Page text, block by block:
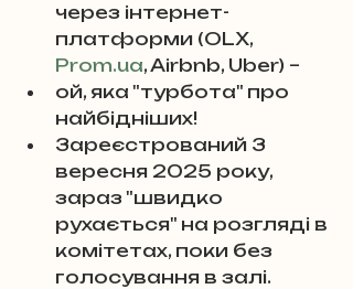
через інтернет-
платформи (OLX,
Prom.ua, Airbnb, Uber) –
ой, яка "турбота" про
найбідніших!
Зареєстрований 3
вересня 2025 року,
зараз "швидко
рухається" на розгляді в
комітетах, поки без
голосування в залі.